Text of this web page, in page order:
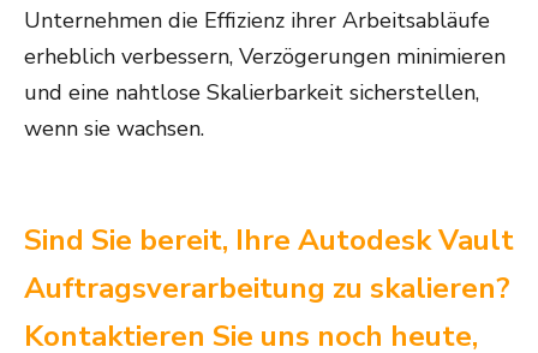
Unternehmen die Effizienz ihrer Arbeitsabläufe
erheblich verbessern, Verzögerungen minimieren
und eine nahtlose Skalierbarkeit sicherstellen,
wenn sie wachsen.
Sind Sie bereit, Ihre Autodesk Vault
Auftragsverarbeitung zu skalieren?
Kontaktieren Sie uns noch heute,